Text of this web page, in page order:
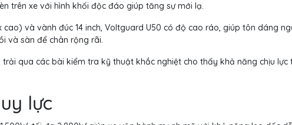
trên xe với hình khối độc đáo giúp tăng sự mới lạ.
cao) và vành đúc 14 inch, Voltguard U50 có độ cao ráo, giúp tôn dáng
và sàn để chân rộng rãi.
qua các bài kiểm tra kỹ thuật khắc nghiệt cho thấy khả năng chịu
lực